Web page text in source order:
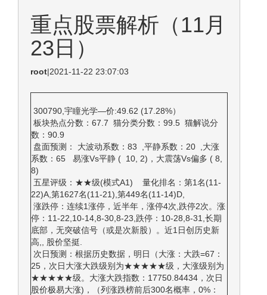
重点股票解析（11月
23日）
root|2021-11-22 23:07:03
300790,宇瞳光学—价:49.62 (17.28%）
板块热点分数：67.7 猫分类分数：99.5 猫解说分
数：90.9
盘面预测： 大波动系数：83 ,平静系数：20 ,大涨
系数：65 易涨Vs平静 ( 10, 2)，大震荡Vs偏多 ( 8,
8)
五星评级：★★级(模式A1) 量化排名：第1名(11-
22)A,第1627名(11-21),第449名(11-14)D,
涨跌停：连续1涨停，近半年，涨停4次,跌停2次。涨
停：11-22,10-14,8-30,8-23,跌停：10-28,8-31,长期
底部，无突破信号（或是次新股）。近1日创历史新
高,, 股价坚挺.
次日预测：根据历史数据，明日（大涨：大跌=67：
25，次日大涨大跌级别为★★★★★级，大涨级别为
★★★★★级。大涨大跌指数：17750.84434，次日
股价极易大涨)，（列涨跌榜前后300名概率，0%：